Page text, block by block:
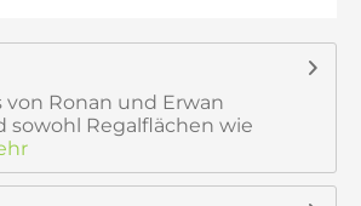
von Ronan und Erwan
sowohl Regalflächen wie